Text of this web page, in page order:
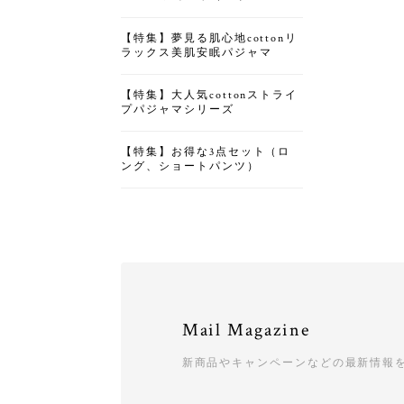
【特集】夢見る肌心地cottonリ
ラックス美肌安眠パジャマ
【特集】大人気cottonストライ
プパジャマシリーズ
【特集】お得な3点セット（ロ
ング、ショートパンツ）
Mail Magazine
新商品やキャンペーンなどの最新情報